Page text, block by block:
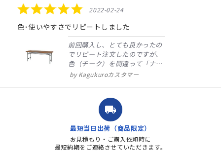
5.0
star
rating
2022-02-24
色･使いやすさでリピートしました
前回購入し、とても良かったの
でリピート注文したのですが、
色（チーク）を間違って「ナチ
ュラル」としてしまいました。
ました。商品到着も早く、品
質・使いやすさで満足していま
す。また、リピートするときは
よろしくお...
Kagukuroカスタマー
local_shipping
最短当日出荷（商品限定）
お見積もり・ご購入依頼時に
最短納期をご連絡させていただきます。